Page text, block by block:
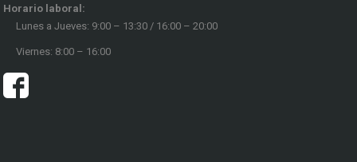
Horario laboral:
Lunes a Jueves: 9:00 – 13:30 / 16:00 – 20:00
Viernes: 8:00 – 16:00